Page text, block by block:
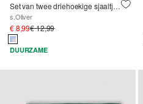
Set van twee driehoekige sjaaltjes van katoen
s.Oliver
€ 8,99€ 12,99
DUURZAME